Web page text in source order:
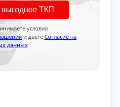
выгодное ТКП
условия
и даете Согласие на
данных